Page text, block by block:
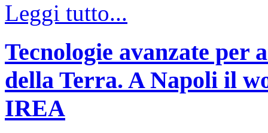
Leggi tutto...
Tecnologie avanzate per
della Terra. A Napoli il
IREA